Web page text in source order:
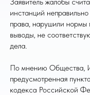
инстанций
права, нарушили нормы
выводы, не
дела.
По мнению Общества,
предусмотренная
кодекса Российской